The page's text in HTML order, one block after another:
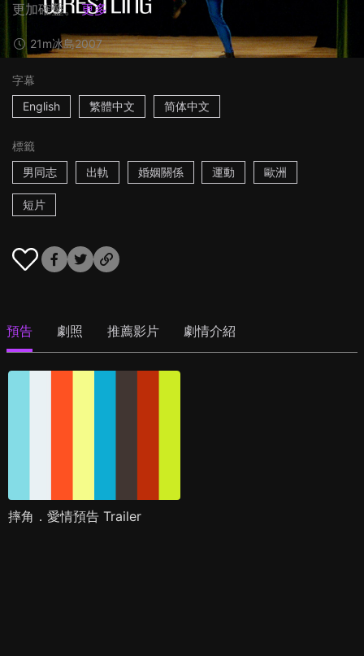
更加確鑿。 更多
21m冰島2007
字幕
English
繁體中文 简体中文
標籤
男同志
出軌 婚姻關係 運動 歐洲
短片
預告 劇照 推薦影片 劇情介紹
摔角．愛情預告 Trailer